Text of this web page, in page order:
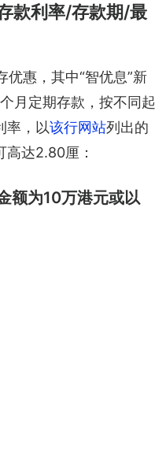
款利率/存款期/最
优惠，其中“智优息”新
月定期存款，按不同起
率，以该行网站列出的
达2.80厘：
额为10万港元或以